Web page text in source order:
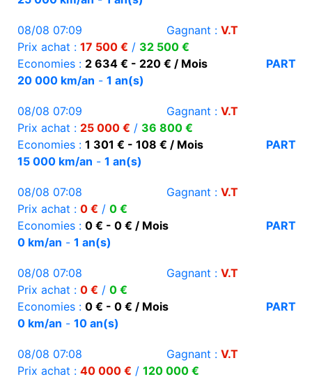
08/08 07:09 Gagnant : V.T
Prix achat : 17 500 € / 32 500 €
Economies : 2 634 € - 220 € / Mois
PART
20 000 km/an - 1 an(s)
08/08 07:09 Gagnant : V.T
Prix achat : 25 000 € / 36 800 €
Economies : 1 301 € - 108 € / Mois
PART
15 000 km/an - 1 an(s)
08/08 07:08 Gagnant : V.T
Prix achat : 0 € / 0 €
Economies : 0 € - 0 € / Mois
PART
0 km/an - 1 an(s)
08/08 07:08 Gagnant : V.T
Prix achat : 0 € / 0 €
Economies : 0 € - 0 € / Mois
PART
0 km/an - 10 an(s)
08/08 07:08 Gagnant : V.T
Prix achat : 40 000 € / 120 000 €